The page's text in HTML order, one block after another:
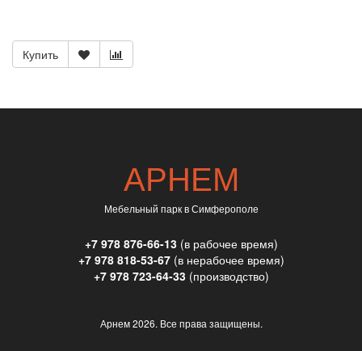
Купить
АРНЕМ
Мебельный парк в Симферополе
+7 978 876-66-13(в рабочее время)
+7 978 818-53-67(в нерабочее время)
+7 978 723-64-33(производство)
Арнем2026. Все права защищены.